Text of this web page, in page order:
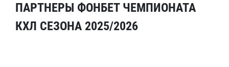
ПАРТНЕРЫ ФОНБЕТ ЧЕМПИОНАТА
КХЛ СЕЗОНА 2025/2026